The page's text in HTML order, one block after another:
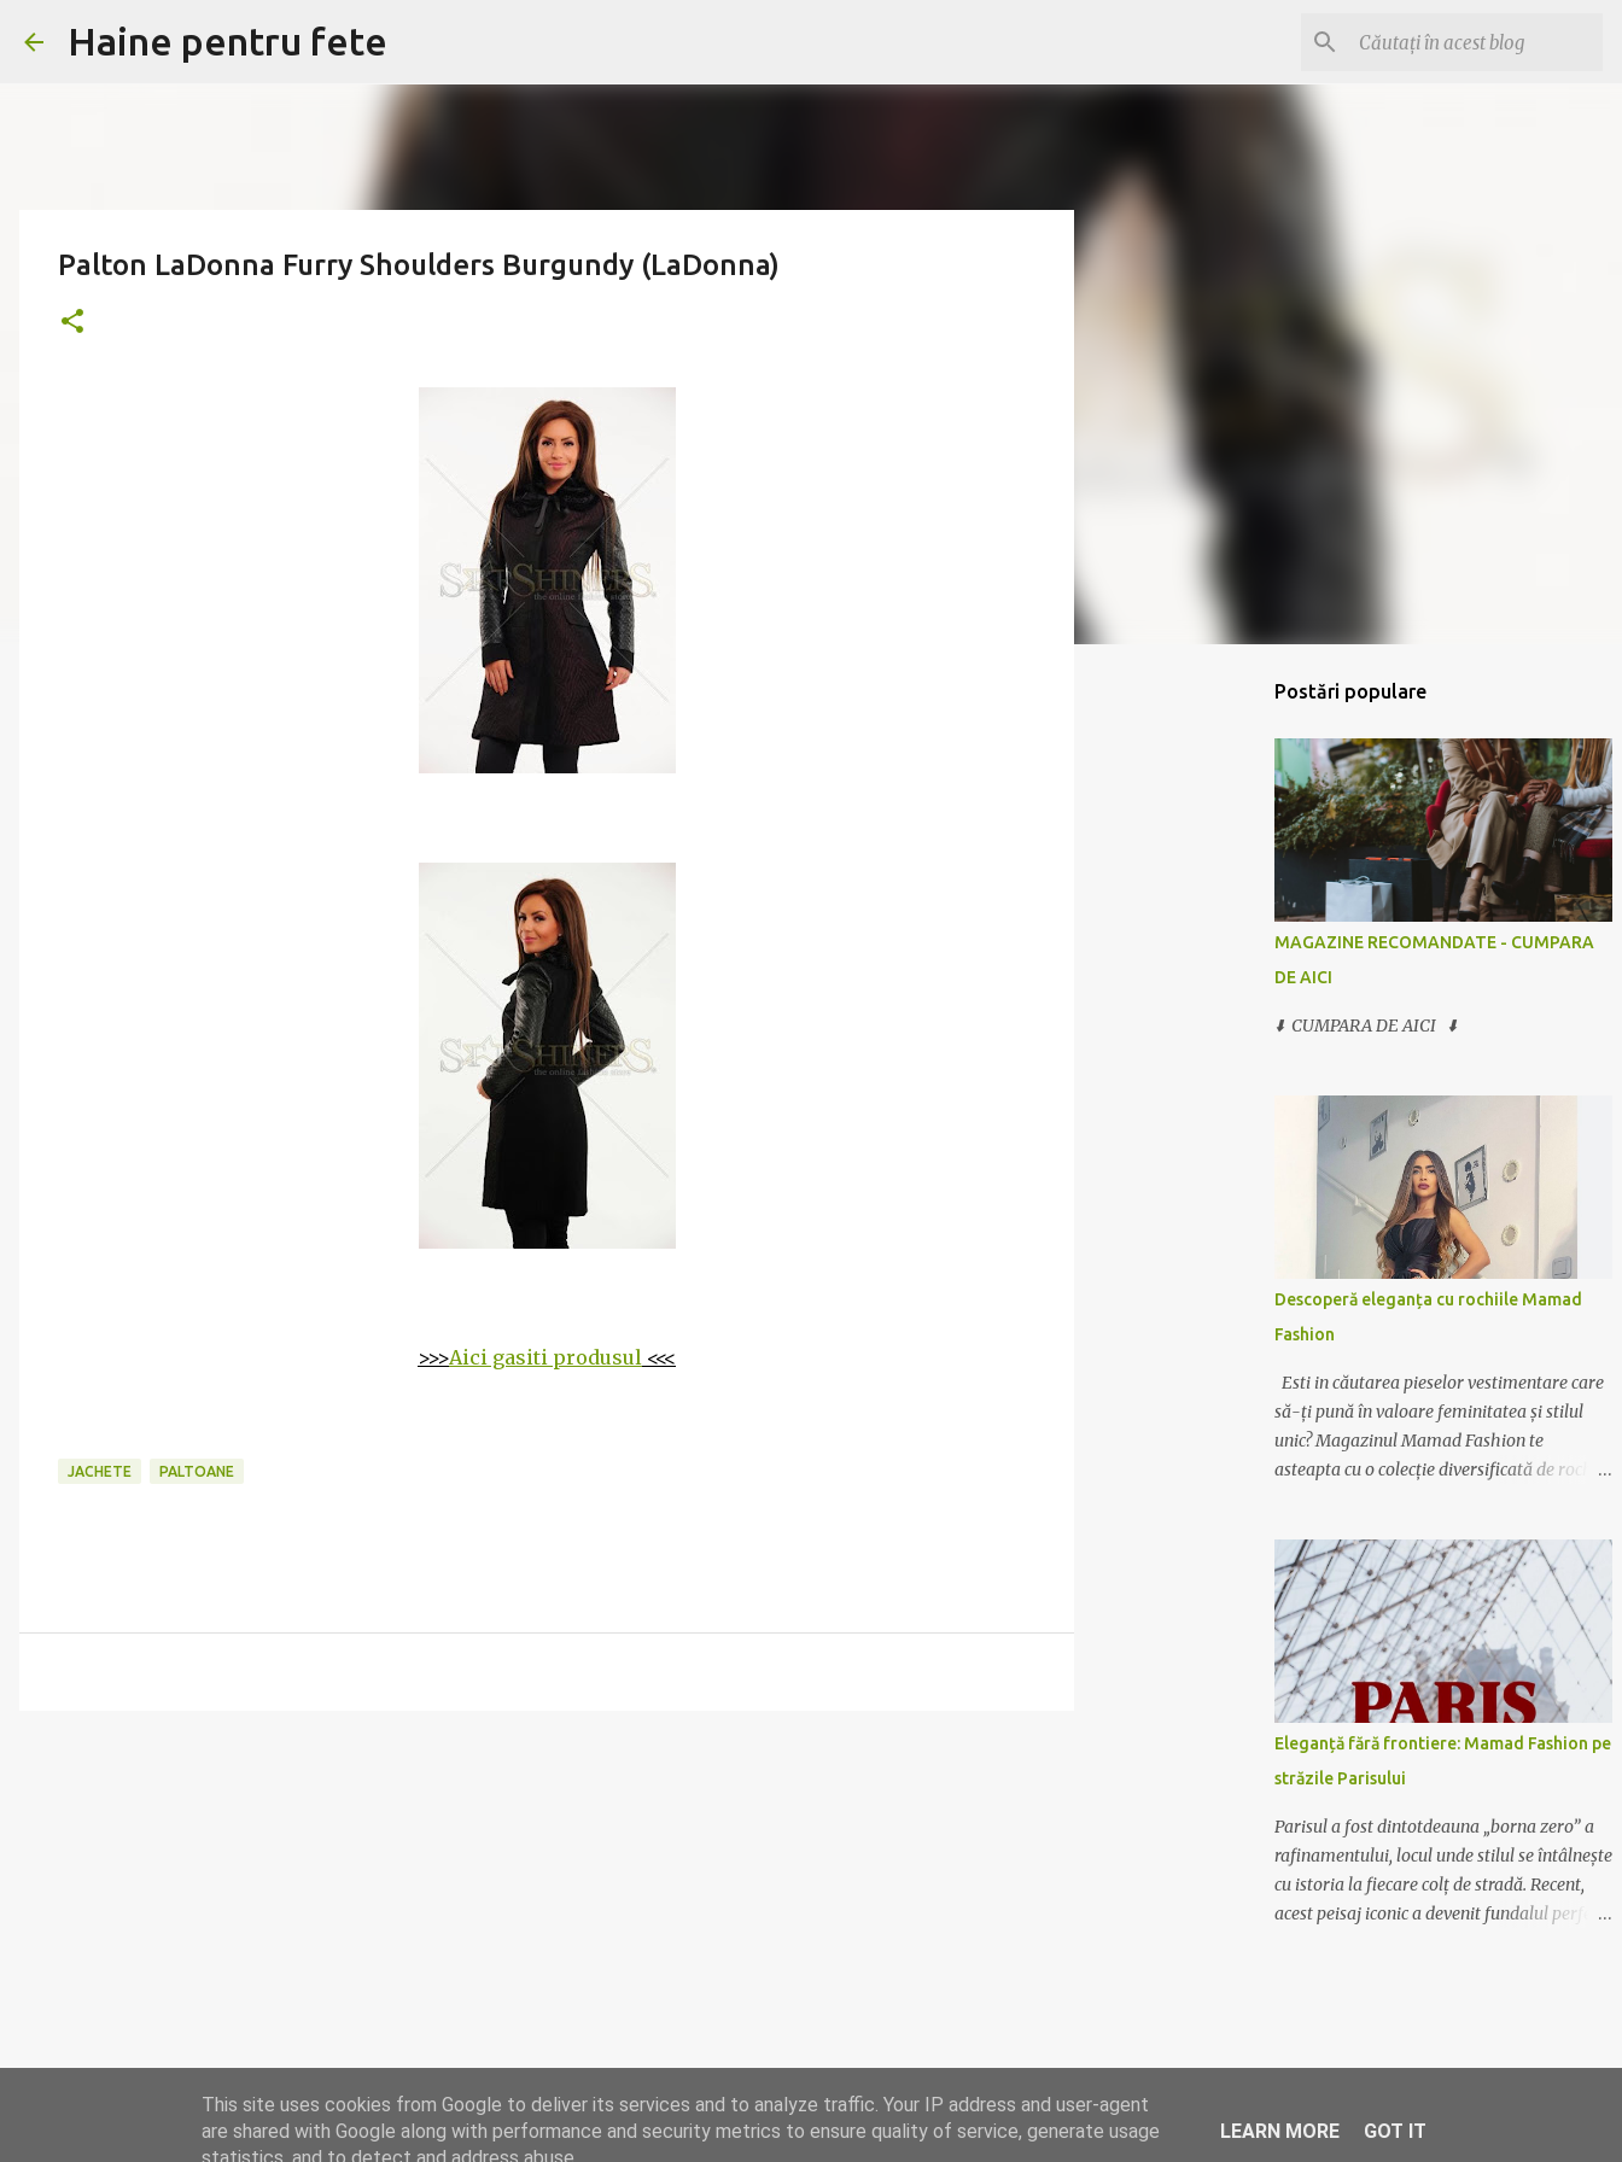
Haine pentru fete
Palton LaDonna Furry Shoulders Burgundy (LaDonna)
>>>Aici gasiti produsul <<<
JACHETE PALTOANE
Postări populare
MAGAZINE RECOMANDATE - CUMPARA
DE AICI
⬇️ CUMPARA DE AICI ⬇️
Descoperă eleganța cu rochiile Mamad
Fashion
Esti in căutarea pieselor vestimentare care
să-ți pună în valoare feminitatea și stilul
unic? Magazinul Mamad Fashion te
asteapta cu o colecție diversificată de rochii
orice ocazie Indiferent dacă ai nevoie de o
rochie elegantă pentru ocazii speciale sau de
o variantă casual pentru zilele relaxante,
Mamad Fashion are soluția potrivită pentru
tine. De la rochiile lungi, vaporoase și
elegante, perfecte pentru evenimente
formale, la rochiile scurte și lejere, ideale
pentru plimbările în oraș sau ieșirile cu
prietenii, colecția noastră acoperă toate
gusturile și preferințele. Calitate și
rafinament Fiecare rochie Mamad Fashion
este creată cu atenție la detalii, folosind
materiale de calitate superioară ce oferă
Eleganță fără frontiere: Mamad Fashion pe
străzile Parisului
Parisul a fost dintotdeauna „borna zero” a
rafinamentului, locul unde stilul se întâlnește
cu istoria la fiecare colț de stradă. Recent,
acest peisaj iconic a devenit fundalul perfect
arhitectura metalică a turnului și farmecul
This site uses cookies from Google to deliver its services and to analyze traffic. Your IP address and user-agent
are shared with Google along with performance and security metrics to ensure quality of service, generate usage
LEARN MORE GOT IT